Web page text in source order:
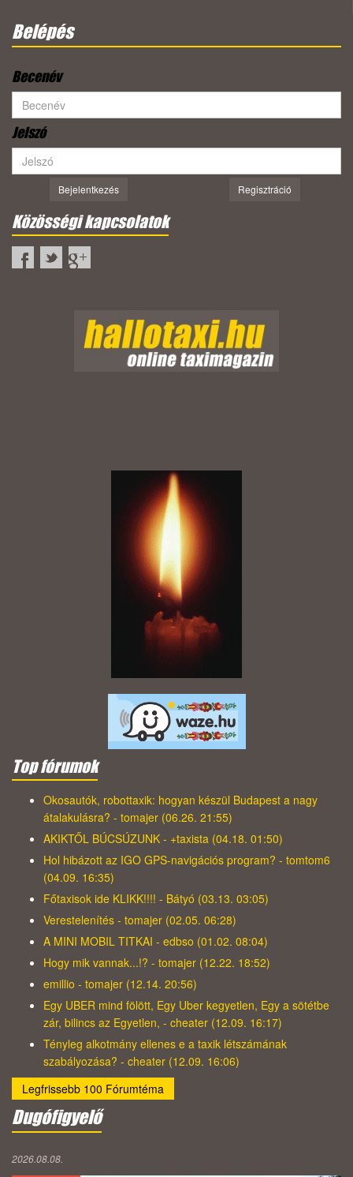
Belépés
Becenév
Jelszó
Bejelentkezés Regisztráció
Közösségi kapcsolatok
Top fórumok
Okosautók, robottaxik: hogyan készül Budapest a nagy
átalakulásra? - tomajer (06.26. 21:55)
AKIKTŐL BÚCSÚZUNK - +taxista (04.18. 01:50)
Hol hibázott az IGO GPS-navigációs program? - tomtom6
(04.09. 16:35)
Főtaxisok ide KLIKK!!!! - Bátyó (03.13. 03:05)
Verestelenítés - tomajer (02.05. 06:28)
A MINI MOBIL TITKAI - edbso (01.02. 08:04)
Hogy mik vannak...!? - tomajer (12.22. 18:52)
emillio - tomajer (12.14. 20:56)
Egy UBER mind fölött, Egy Uber kegyetlen, Egy a sötétbe
zár, bilincs az Egyetlen, - cheater (12.09. 16:17)
Tényleg alkotmány ellenes e a taxik létszámának
szabályozása? - cheater (12.09. 16:06)
Legfrissebb 100 Fórumtéma
Dugófigyelő
2026.08.08.